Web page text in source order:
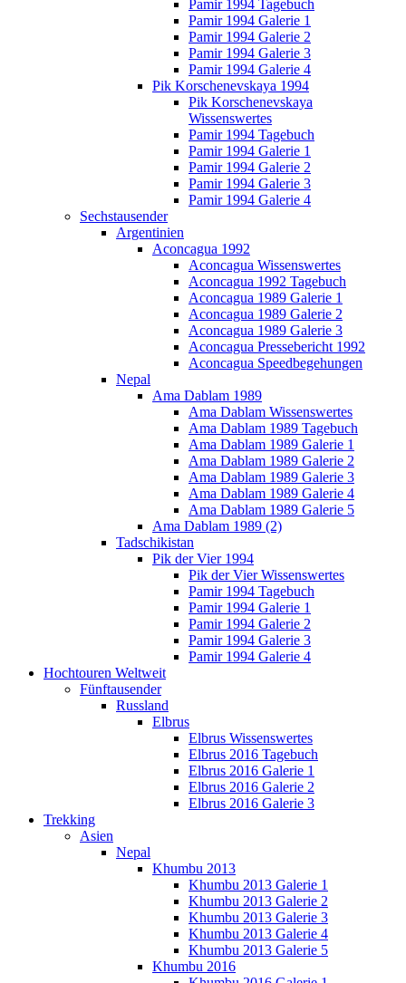
Pamir 1994 Tagebuch
Pamir 1994 Galerie 1
Pamir 1994 Galerie 2
Pamir 1994 Galerie 3
Pamir 1994 Galerie 4
Pik Korschenevskaya 1994
Pik Korschenevskaya
Wissenswertes
Pamir 1994 Tagebuch
Pamir 1994 Galerie 1
Pamir 1994 Galerie 2
Pamir 1994 Galerie 3
Pamir 1994 Galerie 4
Sechstausender
Argentinien
Aconcagua 1992
Aconcagua Wissenswertes
Aconcagua 1992 Tagebuch
Aconcagua 1989 Galerie 1
Aconcagua 1989 Galerie 2
Aconcagua 1989 Galerie 3
Aconcagua Pressebericht 1992
Aconcagua Speedbegehungen
Nepal
Ama Dablam 1989
Ama Dablam Wissenswertes
Ama Dablam 1989 Tagebuch
Ama Dablam 1989 Galerie 1
Ama Dablam 1989 Galerie 2
Ama Dablam 1989 Galerie 3
Ama Dablam 1989 Galerie 4
Ama Dablam 1989 Galerie 5
Ama Dablam 1989 (2)
Tadschikistan
Pik der Vier 1994
Pik der Vier Wissenswertes
Pamir 1994 Tagebuch
Pamir 1994 Galerie 1
Pamir 1994 Galerie 2
Pamir 1994 Galerie 3
Pamir 1994 Galerie 4
Hochtouren Weltweit
Fünftausender
Russland
Elbrus
Elbrus Wissenswertes
Elbrus 2016 Tagebuch
Elbrus 2016 Galerie 1
Elbrus 2016 Galerie 2
Elbrus 2016 Galerie 3
Trekking
Asien
Nepal
Khumbu 2013
Khumbu 2013 Galerie 1
Khumbu 2013 Galerie 2
Khumbu 2013 Galerie 3
Khumbu 2013 Galerie 4
Khumbu 2013 Galerie 5
Khumbu 2016